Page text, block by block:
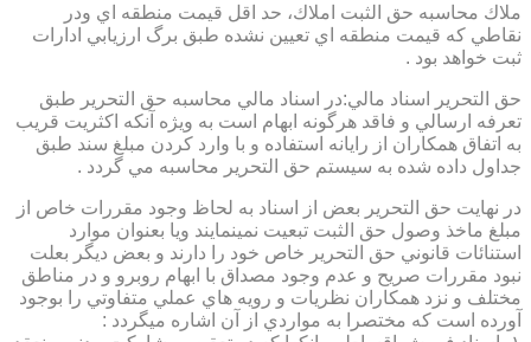
ملاك محاسبه حق الثبت املاك، حد اقل قيمت منطقه اي ودر
نقاطي كه قيمت منطقه اي تعيين نشده طبق برگ ارزيابي ادارات
ثبت خواهد بود .
حق التحرير اسناد مالي:در اسناد مالي محاسبه حق التحرير طبق
تعرفه ارسالي و فاقد هرگونه ابهام است به ويژه آنكه اكثريت قريب
به اتفاق همكاران از رايانه استفاده و با وارد كردن مبلغ سند طبق
جداول داده شده به سيستم حق التحرير محاسبه مي گردد .
در نهايت حق التحرير بعض از اسناد به لحاظ وجود مقررات خاص از
مبلغ ماخذ وصول حق الثبت تبعيت نمينمايند ويا بعنوان موارد
استنائات قانوني حق التحرير خاص خود را دارند و بعض ديگر بعلت
نبود مقررات صريح و عدم وجود مصداق با ابهام روبرو و در مناطق
مختلف و نزد همكاران نظريات و رويه هاي عملي متفاوتي را بوجود
آورده است كه مختصرا به مواردي از آن اشاره ميگردد :